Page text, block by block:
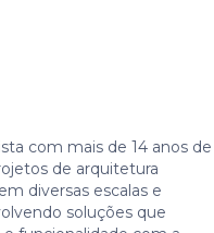
com mais de 14 anos de
de arquitetura
diversas escalas e
soluções que